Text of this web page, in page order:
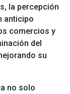
la percepción
anticipo
comercios y
del
su
no solo